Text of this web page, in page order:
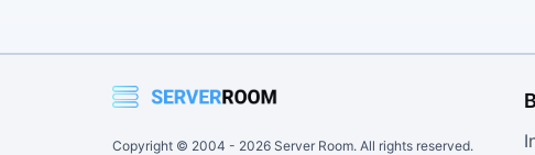
Copyright © 2004 - 2026 Server Room. All rights reserved.